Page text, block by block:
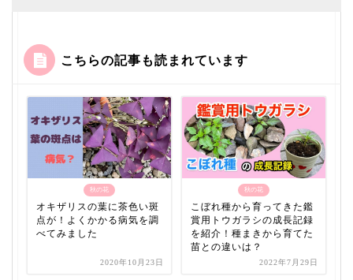
こちらの記事も読まれています
秋の花
オキザリスの葉に茶色い斑
点が！よくかかる病気を調
べてみました
2020年10月23日
秋の花
こぼれ種から育ってきた鑑
賞用トウガラシの成長記録
を紹介！種まきから育てた
苗との違いは？
2022年7月29日